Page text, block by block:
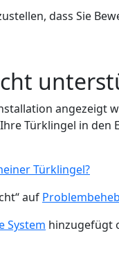
dass Sie
angezeigt
Türklingel in den
Türklingel?
auf
System hinzugefügt